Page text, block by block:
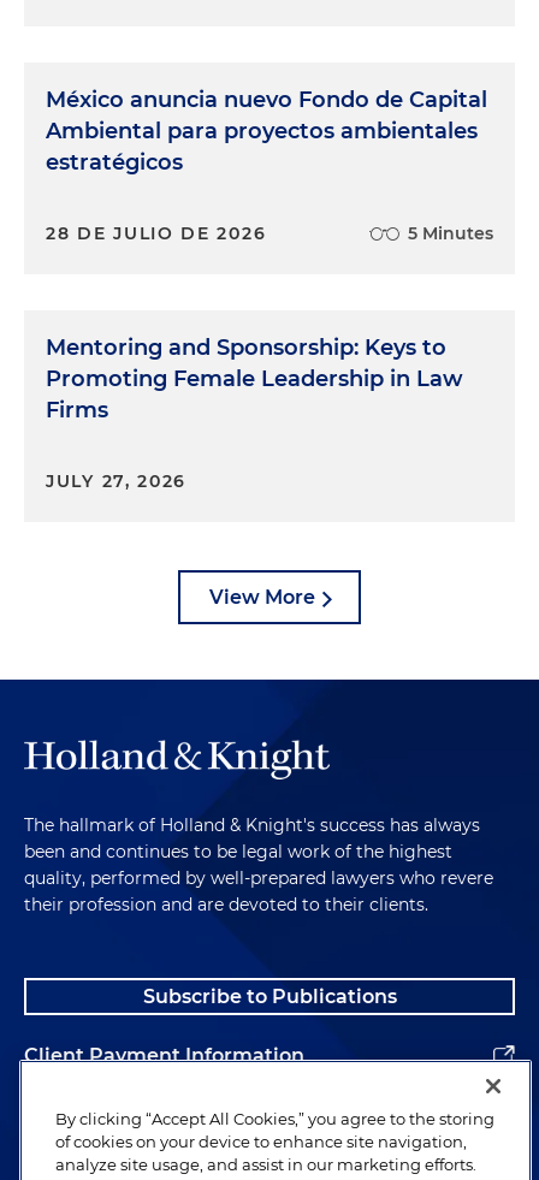
México anuncia nuevo Fondo de Capital
Ambiental para proyectos ambientales
estratégicos
28 DE JULIO DE 2026 5 Minutes
Mentoring and Sponsorship: Keys to
Promoting Female Leadership in Law
Firms
JULY 27, 2026
View More
The hallmark of Holland & Knight's success has always
been and continues to be legal work of the highest
quality, performed by well-prepared lawyers who revere
their profession and are devoted to their clients.
Subscribe to Publications
Client Payment Information
Alumni
By clicking “Accept All Cookies,” you agree to the storing
of cookies on your device to enhance site navigation,
analyze site usage, and assist in our marketing efforts.